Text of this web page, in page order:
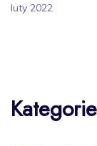
luty 2022
Kategorie